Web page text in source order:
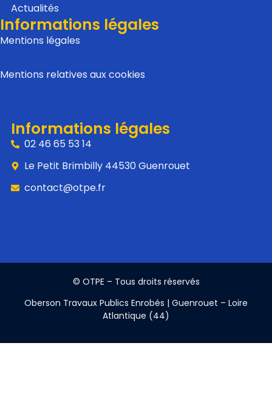
Actualités
Informations légales
Mentions légales
Mentions relatives aux cookies
Informations légales
02 46 65 53 14
Le Petit Brimbilly 44530 Guenrouet
contact@otpe.fr
© OTPE – Tous droits réservés
Oberson Travaux Publics Enrobés | Guenrouet – Loire
Atlantique (44)